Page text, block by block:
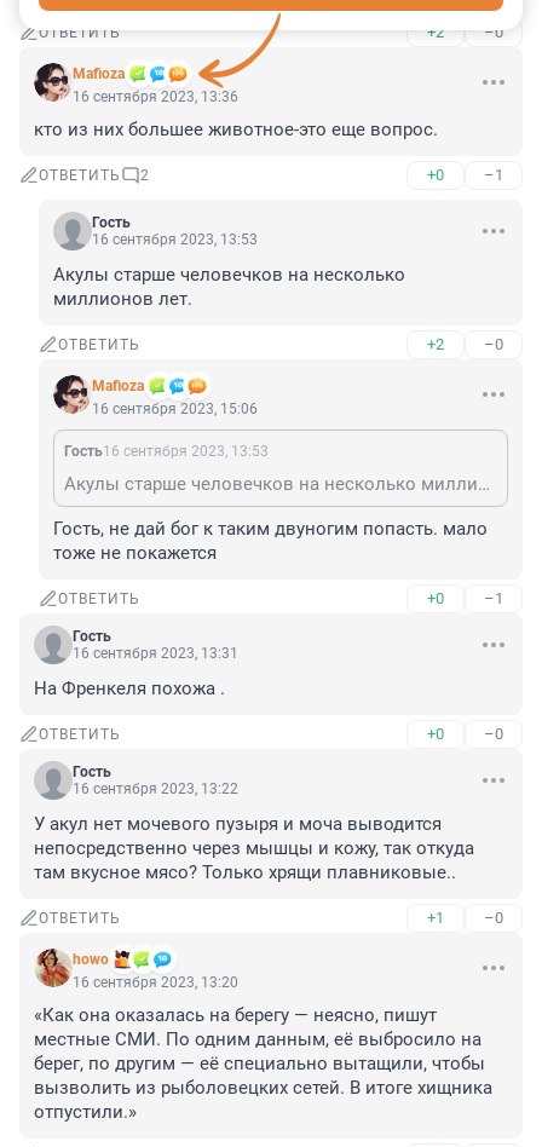
ОТВЕТИТЬ +2 –0
Mafioza
16 сентября 2023, 13:36
кто из них большее животное-это еще вопрос.
ОТВЕТИТЬ 2 +0 –1
Гость
16 сентября 2023, 13:53
Акулы старше человечков на несколько
миллионов лет.
ОТВЕТИТЬ +2 –0
Mafioza
16 сентября 2023, 15:06
Гость16 сентября 2023, 13:53
Акулы старше человечков на несколько миллионов лет.
Гость, не дай бог к таким двуногим попасть. мало
тоже не покажется
ОТВЕТИТЬ +0 –1
Гость
16 сентября 2023, 13:31
На Френкеля похожа .
ОТВЕТИТЬ +0 –0
Гость
16 сентября 2023, 13:22
У акул нет мочевого пузыря и моча выводится
непосредственно через мышцы и кожу, так откуда
там вкусное мясо? Только хрящи плавниковые..
ОТВЕТИТЬ +1 –0
howo
16 сентября 2023, 13:20
«Как она оказалась на берегу — неясно, пишут
местные СМИ. По одним данным, её выбросило на
берег, по другим — её специально вытащили, чтобы
вызволить из рыболовецких сетей. В итоге хищника
отпустили.»